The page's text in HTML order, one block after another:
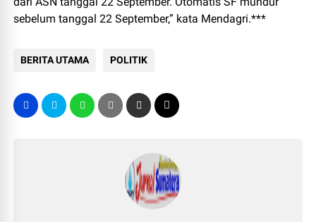
sebelum tanggal 22 September,” kata Mendagri.***
BERITA UTAMA POLITIK